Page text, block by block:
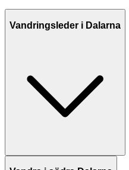
Vandringsleder i Dalarna